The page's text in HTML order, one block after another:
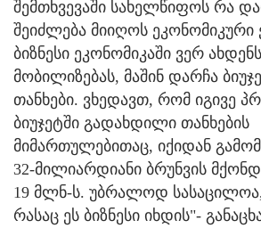
შემთხვევაში სახელწიფოს რა
შეიძლება მიიღოს ეკონომიკური
ბიზნესი ეკონომიკაში ვერ
მობილიზებას, მაშინ დარჩა
თანხები. ვხედავთ, რომ იგივე
ბიუჯეტში გადახდილი თანხების
მიმართულებითაც, იქიდან
32-მილიარდიანი ბრუნვის
19 მლნ-ს. უბრალოდ სასაცილოა,
რასაც ეს ბიზნესი იხდის"-